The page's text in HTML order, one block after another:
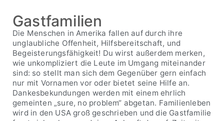
Gastfamilien
Die Menschen in Amerika fallen auf durch ihre
unglaubliche Offenheit, Hilfsbereitschaft, und
Begeisterungsfähigkeit! Du wirst außerdem merken,
wie unkompliziert die Leute im Umgang miteinander
sind: so stellt man sich dem Gegenüber gern einfach
nur mit Vornamen vor oder bietet seine Hilfe an.
Dankesbekundungen werden mit einem ehrlich
gemeinten „sure, no problem“ abgetan. Familienleben
wird in den USA groß geschrieben und die Gastfamilie